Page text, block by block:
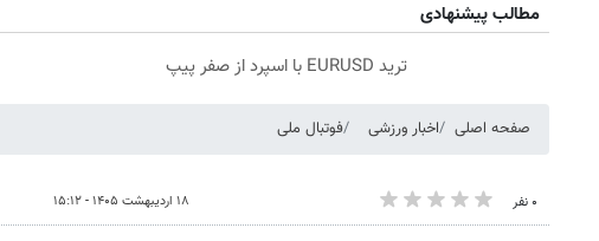
مطالب پیشنهادی
ترید EURUSD با اسپرد از صفر پیپ
صفحه اصلی اخبار ورزشی فوتبال ملی
۰ نفر ۱۸ اردیبهشت ۱۴۰۵ - ۱۵:۱۲